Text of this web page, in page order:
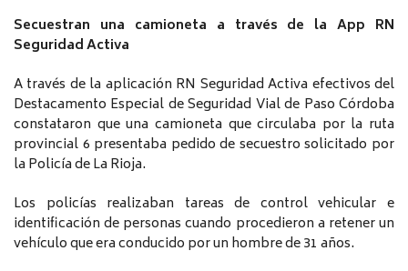
Secuestran una camioneta a través de la App RN
Seguridad Activa
A través de la aplicación RN Seguridad Activa efectivos del
Destacamento Especial de Seguridad Vial de Paso Córdoba
constataron que una camioneta que circulaba por la ruta
provincial 6 presentaba pedido de secuestro solicitado por
la Policía de La Rioja.
Los policías realizaban tareas de control vehicular e
identificación de personas cuando procedieron a retener un
vehículo que era conducido por un hombre de 31 años.